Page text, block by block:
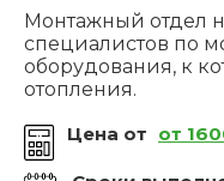
Монтажный отдел
специалистов по
оборудования, к
отопления.
Цена от от